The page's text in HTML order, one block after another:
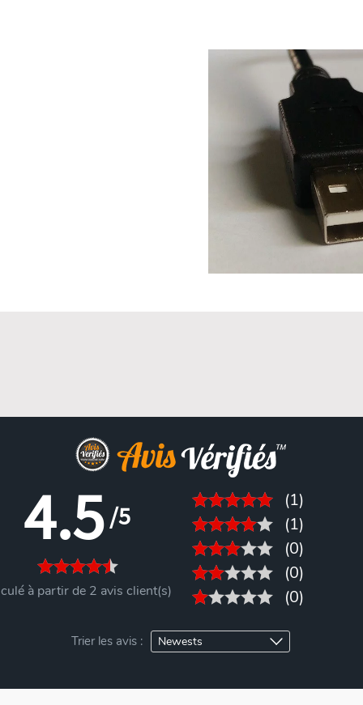
4.5/5
à partir de 2 avis client(s)
(1)
(1)
(0)
(0)
(0)
Trier les avis :